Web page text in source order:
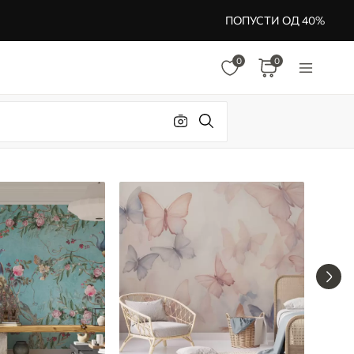
ПОПУСТИ ОД 40%
0 0